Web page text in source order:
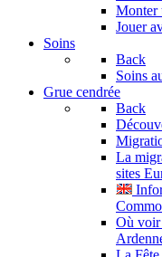
Monter
Jouer
Soins
Back
Soins
Grue cendrée
Back
La
sites
Où voir